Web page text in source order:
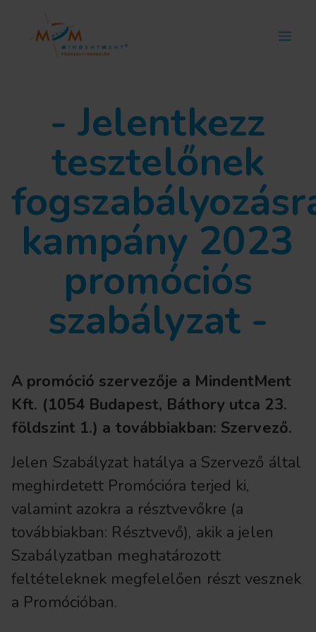
- Jelentkezz
tesztelőnek
kampány 2023
promóciós
szabályzat -
A promóció szervezője a MindentMent
Kft. (1054 Budapest, Báthory utca 23.
földszint 1.) a továbbiakban: Szervező.
Jelen Szabályzat hatálya a Szervező által
meghirdetett Promócióra terjed ki,
valamint azokra a résztvevőkre (a
továbbiakban: Résztvevő), akik a jelen
Szabályzatban meghatározott
feltételeknek megfelelően részt vesznek
a Promócióban.